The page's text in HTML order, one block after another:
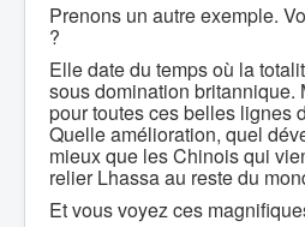
Prenons un autre exemple.
?
Elle date du temps où la
sous domination britannique.
pour toutes ces belles lignes
Quelle amélioration, quel
mieux que les Chinois qui
relier Lhassa au reste du
Et vous voyez ces